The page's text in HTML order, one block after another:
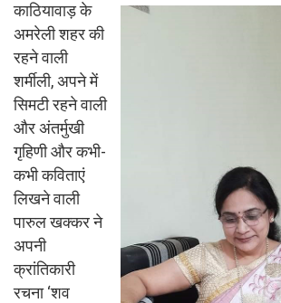
काठियावाड़ के
अमरेली शहर की
रहने वाली
शर्मीली, अपने में
सिमटी रहने वाली
और अंतर्मुखी
गृहिणी और कभी-
कभी कविताएं
लिखने वाली
पारुल खक्कर ने
अपनी
क्रांतिकारी
रचना ‘शव